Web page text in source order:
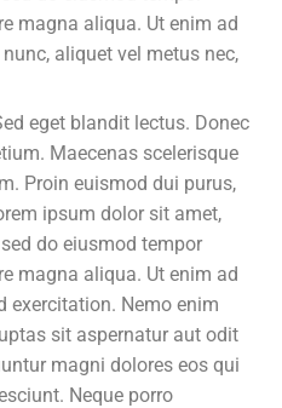
magna aliqua. Ut enim ad
aliquet vel metus nec,
eget blandit lectus. Donec
Maecenas scelerisque
Proin euismod dui purus,
ipsum dolor sit amet,
do eiusmod tempor
magna aliqua. Ut enim ad
exercitation. Nemo enim
sit aspernatur aut odit
magni dolores eos qui
Neque porro